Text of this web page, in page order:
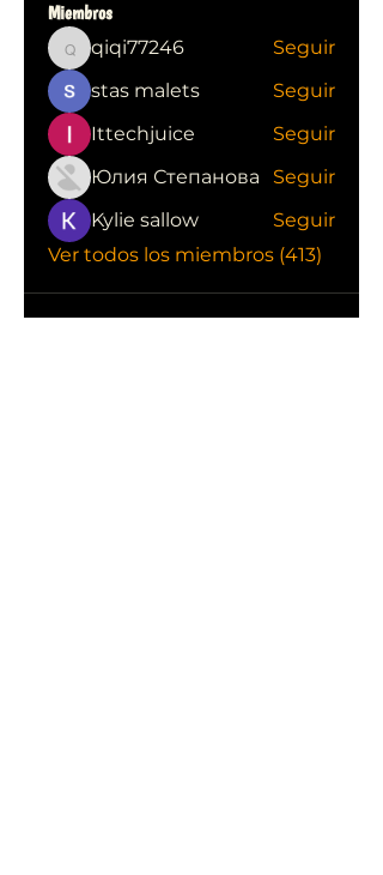
Miembros
qiqi77246
qiqi77246
Seguir
stas malets
Seguir
Ittechjuice
Seguir
Юлия Степанова
Seguir
Kylie sallow
Seguir
Ver todos los miembros (413)